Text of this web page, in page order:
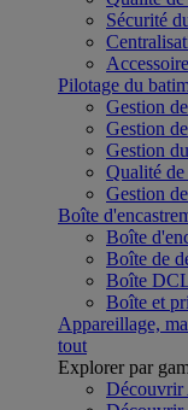
Sécurité
Pilotage du
Gestion
Gestion
Gestion
Qualité
Gestion
Boîte
Boîte
Boîte de
Boîte
Boîte et
Appareillage,
tout
Explorer par